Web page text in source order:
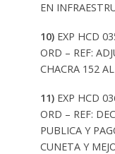
EN
10) EXP HCD
ORD – REF:
CHACRA 152
11) EXP HCD
ORD – REF:
PUBLICA Y
CUNETA Y